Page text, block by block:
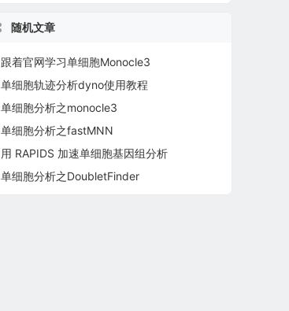
随机文章
跟着官网学习单细胞Monocle3
单细胞轨迹分析dyno使用教程
单细胞分析之monocle3
单细胞分析之fastMNN
用 RAPIDS 加速单细胞基因组分析
单细胞分析之DoubletFinder